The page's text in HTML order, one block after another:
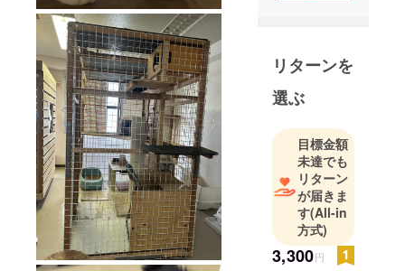
リターンを
選ぶ
目標金額
未達でも
リターン
が届きま
す(All-in
方式)
3,300円